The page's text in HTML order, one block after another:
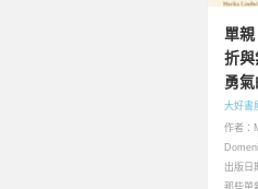
單親
折與
勇
大好書
作者：
出版日
那些單